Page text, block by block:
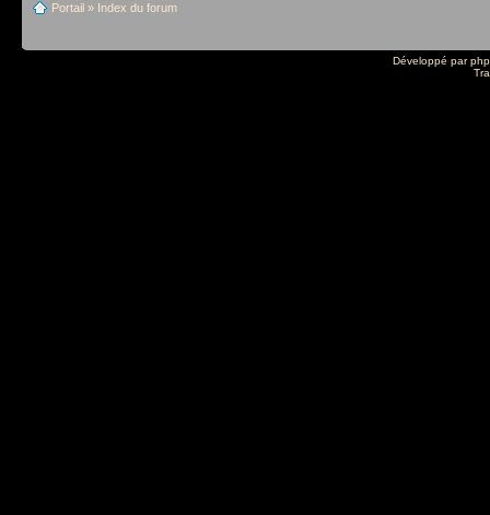
Portail » Index du forum
Développé par